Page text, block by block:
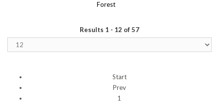
Forest
Results 1 - 12 of 57
Start
Prev
1